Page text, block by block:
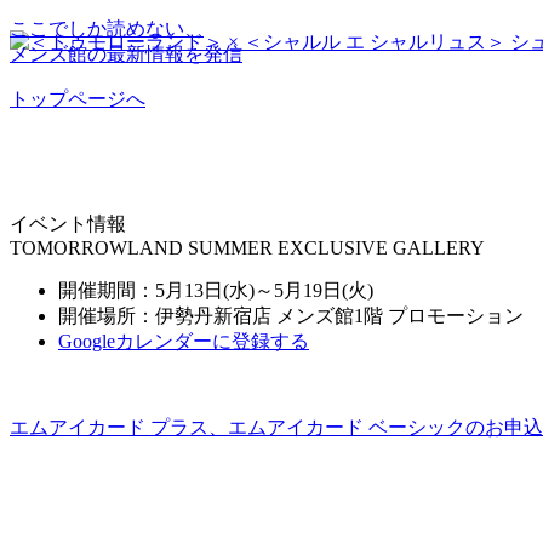
イベント情報
TOMORROWLAND SUMMER EXCLUSIVE GALLERY
開催期間：5月13日(水)～5月19日(火)
開催場所：伊勢丹新宿店 メンズ館1階 プロモーション
Googleカレンダーに登録する
エムアイカード プラス、エムアイカード ベーシックのお申
ここでしか読めない、
メンズ館の最新情報を発信
トップページへ